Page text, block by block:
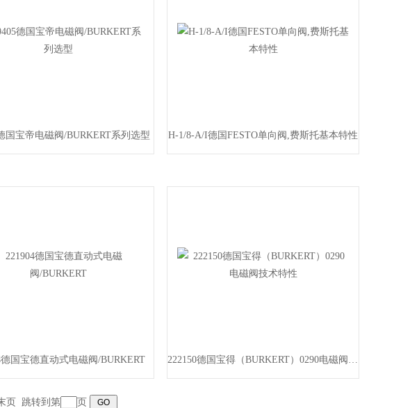
国宝帝电磁阀/BURKERT系列选型 H-1/8-A/I德国FESTO单向阀,费斯托基本特性
德国宝德直动式电磁阀/BURKERT 222150德国宝得（BURKERT）0290电磁阀技术特性
页 跳转到第 页